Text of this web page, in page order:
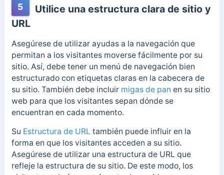
5
Utilice una estructura clara de sitio y
URL
Asegúrese de utilizar ayudas a la navegación que
permitan a los visitantes moverse fácilmente por su
sitio. Así, debe tener un menú de navegación bien
estructurado con etiquetas claras en la cabecera de
su sitio. También debe incluir migas de pan en su sitio
web para que los visitantes sepan dónde se
encuentran en cada momento.
Su Estructura de URL también puede influir en la
forma en que los visitantes acceden a su sitio.
Asegúrese de utilizar una estructura de URL que
refleje la estructura de su sitio. De este modo, los